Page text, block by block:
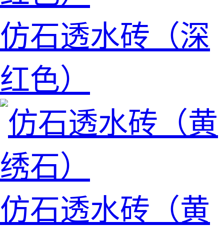
仿石透水砖（深
红色）
仿石透水砖（黄